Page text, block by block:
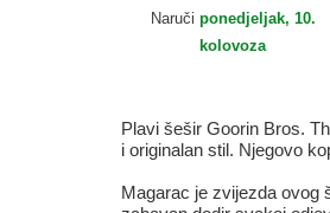
Naruči ponedjeljak, 10.
kolovoza
Plavi šešir Goorin Bros.
i originalan stil. Njegovo
Magarac je zvijezda ovog